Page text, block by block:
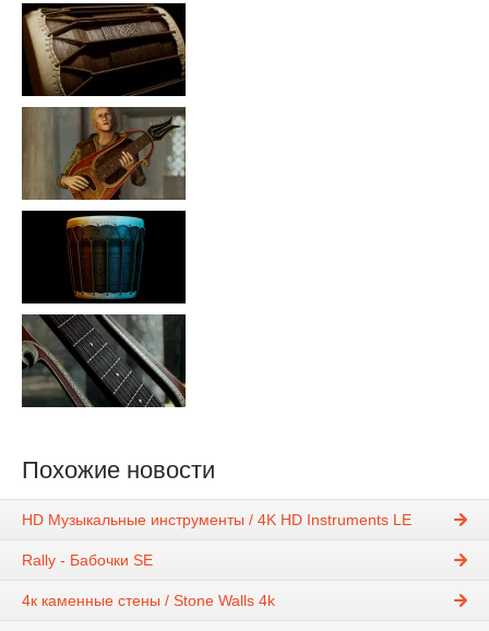
Похожие новости
HD Музыкальные инструменты / 4K HD Instruments LE
Rally - Бабочки SE
4к каменные стены / Stone Walls 4k